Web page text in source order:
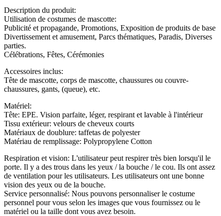
Description du produit:
Utilisation de costumes de mascotte:
Publicité et propagande, Promotions, Exposition de produits de base
Divertissement et amusement, Parcs thématiques, Paradis, Diverses
parties.
Célébrations, Fêtes, Cérémonies
Accessoires inclus:
Tête de mascotte, corps de mascotte, chaussures ou couvre-
chaussures, gants, (queue), etc.
Matériel:
Tête: EPE. Vision parfaite, léger, respirant et lavable à l'intérieur
Tissu extérieur: velours de cheveux courts
Matériaux de doublure: taffetas de polyester
Matériau de remplissage: Polypropylene Cotton
Respiration et vision: L'utilisateur peut respirer très bien lorsqu'il le
porte. Il y a des trous dans les yeux / la bouche / le cou. Ils ont assez
de ventilation pour les utilisateurs. Les utilisateurs ont une bonne
vision des yeux ou de la bouche.
Service personnalisé: Nous pouvons personnaliser le costume
personnel pour vous selon les images que vous fournissez ou le
matériel ou la taille dont vous avez besoin.